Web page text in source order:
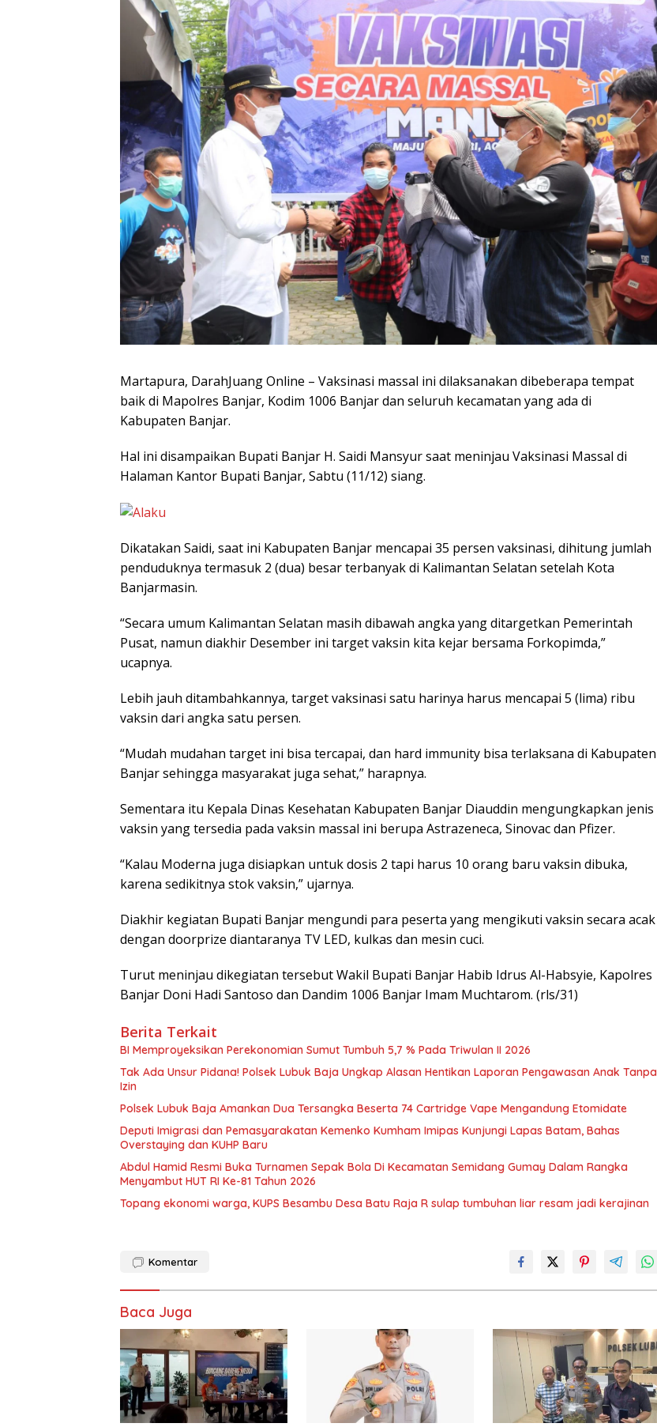
Martapura, DarahJuang Online – Vaksinasi massal ini dilaksanakan dibeberapa tempat
baik di Mapolres Banjar, Kodim 1006 Banjar dan seluruh kecamatan yang ada di
Kabupaten Banjar.
Hal ini disampaikan Bupati Banjar H. Saidi Mansyur saat meninjau Vaksinasi Massal di
Halaman Kantor Bupati Banjar, Sabtu (11/12) siang.
Dikatakan Saidi, saat ini Kabupaten Banjar mencapai 35 persen vaksinasi, dihitung jumlah
penduduknya termasuk 2 (dua) besar terbanyak di Kalimantan Selatan setelah Kota
Banjarmasin.
“Secara umum Kalimantan Selatan masih dibawah angka yang ditargetkan Pemerintah
Pusat, namun diakhir Desember ini target vaksin kita kejar bersama Forkopimda,”
ucapnya.
Lebih jauh ditambahkannya, target vaksinasi satu harinya harus mencapai 5 (lima) ribu
vaksin dari angka satu persen.
“Mudah mudahan target ini bisa tercapai, dan hard immunity bisa terlaksana di Kabupaten
Banjar sehingga masyarakat juga sehat,” harapnya.
Sementara itu Kepala Dinas Kesehatan Kabupaten Banjar Diauddin mengungkapkan jenis
vaksin yang tersedia pada vaksin massal ini berupa Astrazeneca, Sinovac dan Pfizer.
“Kalau Moderna juga disiapkan untuk dosis 2 tapi harus 10 orang baru vaksin dibuka,
karena sedikitnya stok vaksin,” ujarnya.
Diakhir kegiatan Bupati Banjar mengundi para peserta yang mengikuti vaksin secara acak
dengan doorprize diantaranya TV LED, kulkas dan mesin cuci.
Turut meninjau dikegiatan tersebut Wakil Bupati Banjar Habib Idrus Al-Habsyie, Kapolres
Banjar Doni Hadi Santoso dan Dandim 1006 Banjar Imam Muchtarom. (rls/31)
Berita Terkait
BI Memproyeksikan Perekonomian Sumut Tumbuh 5,7 % Pada Triwulan II 2026
Tak Ada Unsur Pidana! Polsek Lubuk Baja Ungkap Alasan Hentikan Laporan Pengawasan Anak Tanpa
Izin
Polsek Lubuk Baja Amankan Dua Tersangka Beserta 74 Cartridge Vape Mengandung Etomidate
Deputi Imigrasi dan Pemasyarakatan Kemenko Kumham Imipas Kunjungi Lapas Batam, Bahas
Overstaying dan KUHP Baru
Abdul Hamid Resmi Buka Turnamen Sepak Bola Di Kecamatan Semidang Gumay Dalam Rangka
Menyambut HUT RI Ke-81 Tahun 2026
Topang ekonomi warga, KUPS Besambu Desa Batu Raja R sulap tumbuhan liar resam jadi kerajinan
Komentar
Baca Juga